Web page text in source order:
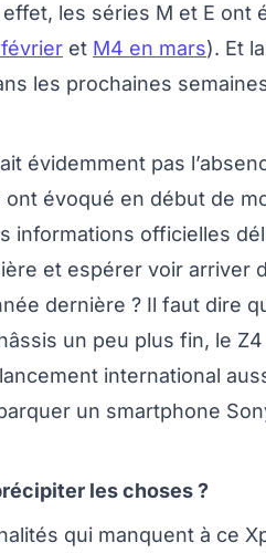
les séries M et E
et M4 en mars). Et
les prochaines
évidemment pas
évoqué en début de
informations officielles
et espérer voir arriver
dernière ? Il faut dire
un peu plus fin, le
international
un smartphone
les choses ?
qui manquent à ce